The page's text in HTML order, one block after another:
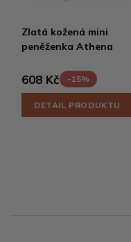
Zlatá kožená mini
peněženka Athena
608 Kč -15%
DETAIL PRODUKTU